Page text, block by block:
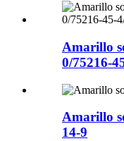
Amarillo
0/75216-
Amarillo
14-9